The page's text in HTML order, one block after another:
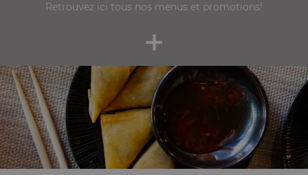
Retrouvez ici tous nos menus et promotions!
+